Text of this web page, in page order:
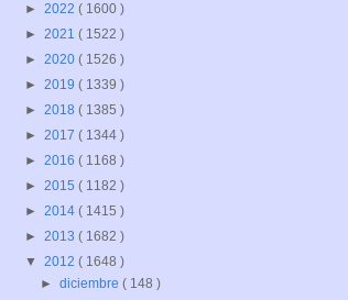
► 2022 ( 1600 )
► 2021 ( 1522 )
► 2020 ( 1526 )
► 2019 ( 1339 )
► 2018 ( 1385 )
► 2017 ( 1344 )
► 2016 ( 1168 )
► 2015 ( 1182 )
► 2014 ( 1415 )
► 2013 ( 1682 )
▼ 2012 ( 1648 )
►diciembre( 148 )